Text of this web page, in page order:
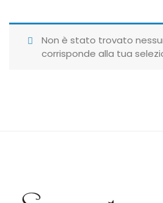
Giubbotti
Tute
Non è stato trovato
corrisponde alla tua